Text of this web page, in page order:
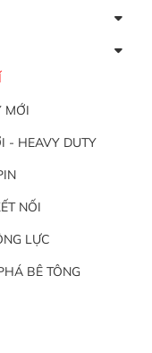
MỚI
- HEAVY DUTY
NỐI
LỰC
BÊ TÔNG